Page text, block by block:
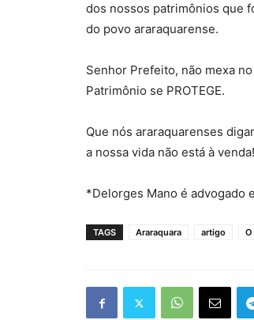
dos nossos patrimônios que
do povo araraquarense.
Senhor Prefeito, não mexa
Patrimônio se PROTEGE.
Que nós araraquarenses
a nossa vida não está à venda!
*Delorges Mano é advogado
TAGS Araraquara artigo